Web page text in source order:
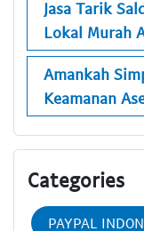
Jasa Tarik
Lokal Murah
Amankah
Keamanan
Categories
PAYPAL